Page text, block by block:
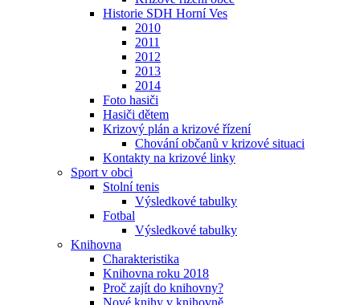
Historie SDH Horní Ves
2010
2011
2012
2013
2014
Foto hasiči
Hasiči dětem
Krizový plán a krizové řízení
Chování občanů v krizové situaci
Kontakty na krizové linky
Sport v obci
Stolní tenis
Výsledkové tabulky
Fotbal
Výsledkové tabulky
Knihovna
Charakteristika
Knihovna roku 2018
Proč zajít do knihovny?
Nové knihy v knihovně